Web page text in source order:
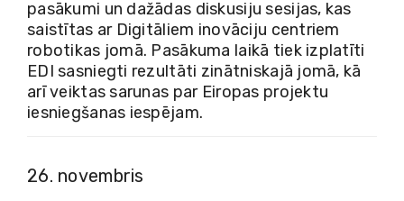
pasākumi un dažādas diskusiju sesijas, kas
saistītas ar Digitāliem inovāciju centriem
robotikas jomā. Pasākuma laikā tiek izplatīti
EDI sasniegti rezultāti zinātniskajā jomā, kā
arī veiktas sarunas par Eiropas projektu
iesniegšanas iespējam.
26. novembris